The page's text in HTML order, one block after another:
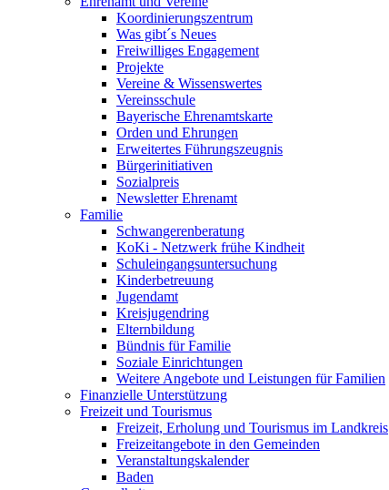
Koordinierungszentrum
Was gibt´s Neues
Freiwilliges Engagement
Projekte
Vereine & Wissenswertes
Vereinsschule
Bayerische Ehrenamtskarte
Orden und Ehrungen
Erweitertes Führungszeugnis
Bürgerinitiativen
Sozialpreis
Newsletter Ehrenamt
Familie
Schwangerenberatung
KoKi - Netzwerk frühe Kindheit
Schuleingangsuntersuchung
Kinderbetreuung
Jugendamt
Kreisjugendring
Elternbildung
Bündnis für Familie
Soziale Einrichtungen
Weitere Angebote und Leistungen für Familien
Finanzielle Unterstützung
Freizeit und Tourismus
Freizeit, Erholung und Tourismus im Landkreis
Freizeitangebote in den Gemeinden
Veranstaltungskalender
Baden